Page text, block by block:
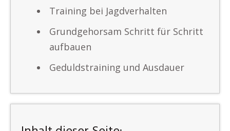
Training bei Jagdverhalten
Grundgehorsam Schritt für Schritt
aufbauen
Geduldstraining und Ausdauer